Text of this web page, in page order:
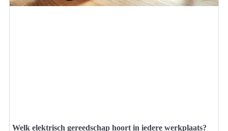
Welk elektrisch gereedschap hoort in iedere werkplaats?